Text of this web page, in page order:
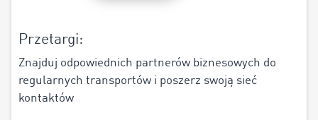
Przetargi:
Znajduj odpowiednich partnerów biznesowych do
regularnych transportów i poszerz swoją sieć
kontaktów